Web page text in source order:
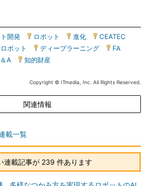
開発 ロボット 進化 CEATEC
ボット ディープラーニング FA
A 知的財産
Copyright © ITmedia, Inc. All Rights Reserved.
関連情報
載一覧
連載記事が 239 件あります